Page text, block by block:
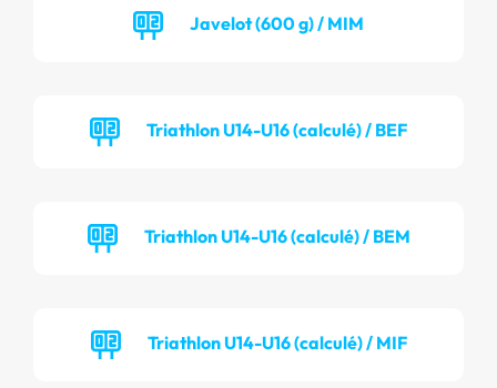
Javelot (600 g) / MIM
Triathlon U14-U16 (calculé) / BEF
Triathlon U14-U16 (calculé) / BEM
Triathlon U14-U16 (calculé) / MIF